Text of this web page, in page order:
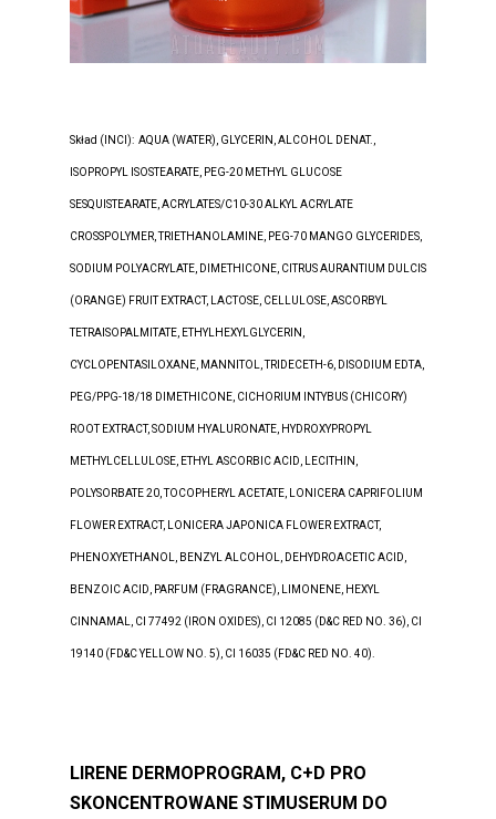
Skład (INCI): AQUA (WATER), GLYCERIN, ALCOHOL DENAT.,
ISOPROPYL ISOSTEARATE, PEG-20 METHYL GLUCOSE
SESQUISTEARATE, ACRYLATES/C10-30 ALKYL ACRYLATE
CROSSPOLYMER, TRIETHANOLAMINE, PEG-70 MANGO GLYCERIDES,
SODIUM POLYACRYLATE, DIMETHICONE, CITRUS AURANTIUM DULCIS
(ORANGE) FRUIT EXTRACT, LACTOSE, CELLULOSE, ASCORBYL
TETRAISOPALMITATE, ETHYLHEXYLGLYCERIN,
CYCLOPENTASILOXANE, MANNITOL, TRIDECETH-6, DISODIUM EDTA,
PEG/PPG-18/18 DIMETHICONE, CICHORIUM INTYBUS (CHICORY)
ROOT EXTRACT, SODIUM HYALURONATE, HYDROXYPROPYL
METHYLCELLULOSE, ETHYL ASCORBIC ACID, LECITHIN,
POLYSORBATE 20, TOCOPHERYL ACETATE, LONICERA CAPRIFOLIUM
FLOWER EXTRACT, LONICERA JAPONICA FLOWER EXTRACT,
PHENOXYETHANOL, BENZYL ALCOHOL, DEHYDROACETIC ACID,
BENZOIC ACID, PARFUM (FRAGRANCE), LIMONENE, HEXYL
CINNAMAL, CI 77492 (IRON OXIDES), CI 12085 (D&C RED NO. 36), CI
19140 (FD&C YELLOW NO. 5), CI 16035 (FD&C RED NO. 40).
LIRENE DERMOPROGRAM, C+D PRO
SKONCENTROWANE STIMUSERUM DO